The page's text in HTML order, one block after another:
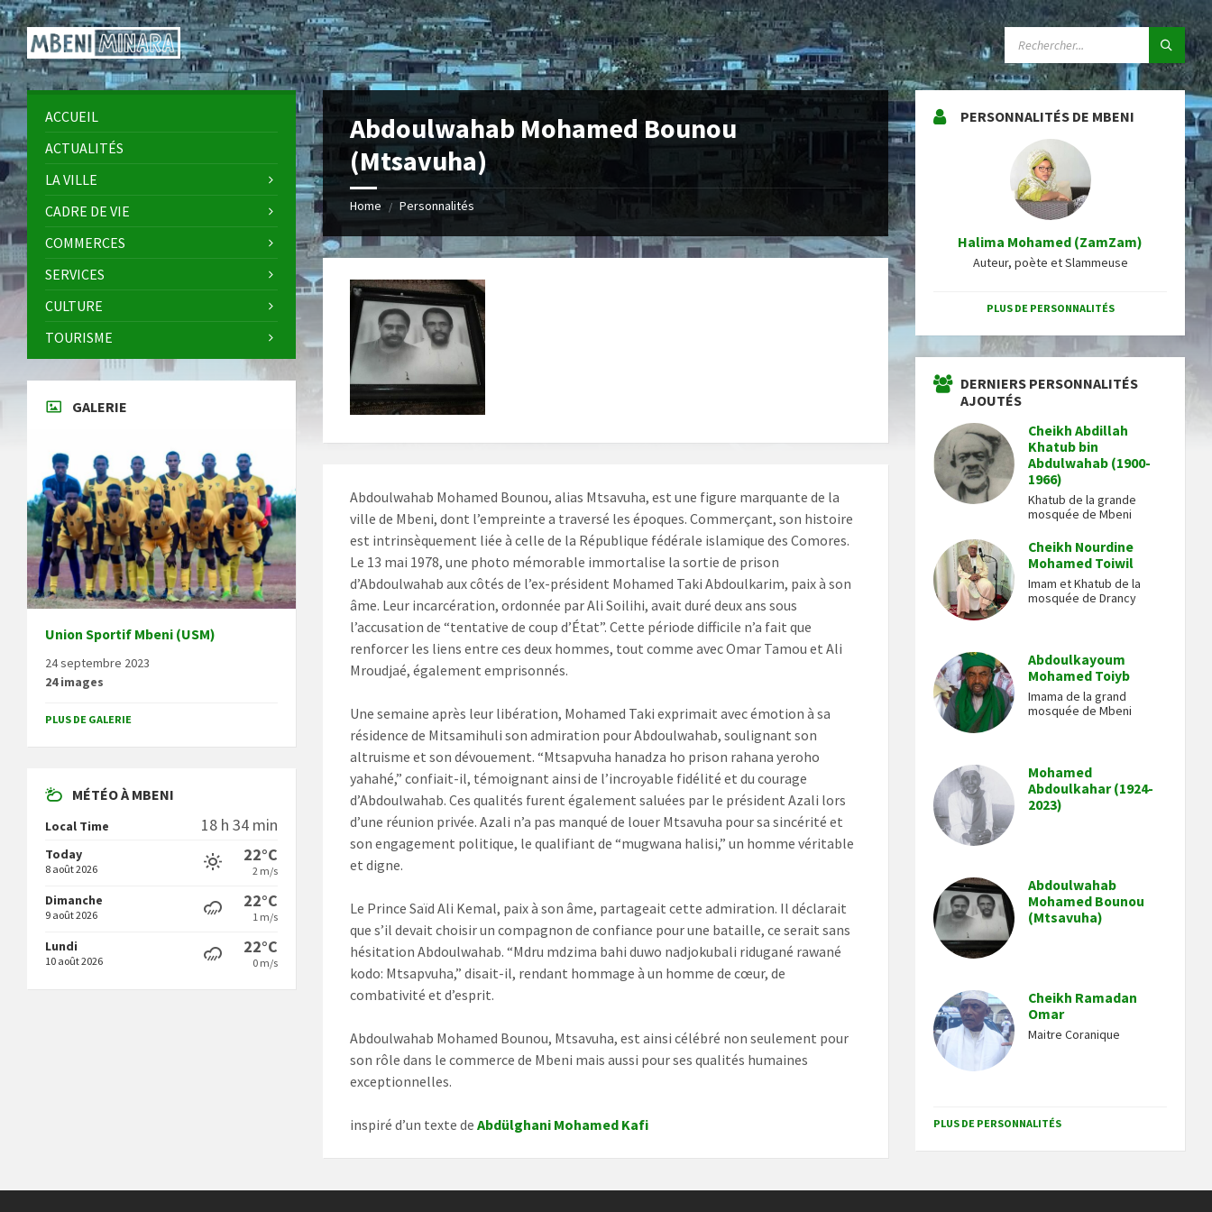
Skip
to
content
Skip
to
left
sidebar
Skip
to
right
sidebar
Skip
to
footer
SEARCH:
Abdoulwahab Mohamed Bounou
(Mtsavuha)
Home / Personnalités
Abdoulwahab Mohamed Bounou, alias Mtsavuha, est une figure marquante de la
ville de Mbeni, dont l’empreinte a traversé les époques. Commerçant, son histoire
est intrinsèquement liée à celle de la République fédérale islamique des Comores.
Le 13 mai 1978, une photo mémorable immortalise la sortie de prison
d’Abdoulwahab aux côtés de l’ex-président Mohamed Taki Abdoulkarim, paix à son
âme. Leur incarcération, ordonnée par Ali Soilihi, avait duré deux ans sous
l’accusation de “tentative de coup d’État”. Cette période difficile n’a fait que
renforcer les liens entre ces deux hommes, tout comme avec Omar Tamou et Ali
Mroudjaé, également emprisonnés.
Une semaine après leur libération, Mohamed Taki exprimait avec émotion à sa
résidence de Mitsamihuli son admiration pour Abdoulwahab, soulignant son
altruisme et son dévouement. “Mtsapvuha hanadza ho prison rahana yeroho
yahahé,” confiait-il, témoignant ainsi de l’incroyable fidélité et du courage
d’Abdoulwahab. Ces qualités furent également saluées par le président Azali lors
d’une réunion privée. Azali n’a pas manqué de louer Mtsavuha pour sa sincérité et
son engagement politique, le qualifiant de “mugwana halisi,” un homme véritable
et digne.
Le Prince Saïd Ali Kemal, paix à son âme, partageait cette admiration. Il déclarait
que s’il devait choisir un compagnon de confiance pour une bataille, ce serait sans
hésitation Abdoulwahab. “Mdru mdzima bahi duwo nadjokubali ridugané rawané
kodo: Mtsapvuha,” disait-il, rendant hommage à un homme de cœur, de
combativité et d’esprit.
Abdoulwahab Mohamed Bounou, Mtsavuha, est ainsi célébré non seulement pour
son rôle dans le commerce de Mbeni mais aussi pour ses qualités humaines
exceptionnelles.
inspiré d’un texte deAbdülghani Mohamed Kafi
ACCUEIL
ACTUALITÉS
LA VILLE
CADRE DE VIE
COMMERCES
SERVICES
CULTURE
TOURISME
GALERIE
Union Sportif Mbeni (USM)
24 septembre 2023
24 images
PLUS DE GALERIE
MÉTÉO À MBENI
Local Time 18 h 34 min
Today
8 août 2026
22°C
2 m/s
Dimanche
9 août 2026
22°C
1 m/s
Lundi
10 août 2026
22°C
0 m/s
PERSONNALITÉS DE MBENI
Halima Mohamed (ZamZam)
Auteur, poète et Slammeuse
PLUS DE PERSONNALITÉS
DERNIERS PERSONNALITÉS
AJOUTÉS
Cheikh Abdillah
Khatub bin
Abdulwahab (1900-
1966)
Khatub de la grande
mosquée de Mbeni
Cheikh Nourdine
Mohamed Toiwil
Imam et Khatub de la
mosquée de Drancy
Abdoulkayoum
Mohamed Toiyb
Imama de la grand
mosquée de Mbeni
Mohamed
Abdoulkahar (1924-
2023)
Abdoulwahab
Mohamed Bounou
(Mtsavuha)
Cheikh Ramadan
Omar
Maitre Coranique
PLUS DE PERSONNALITÉS